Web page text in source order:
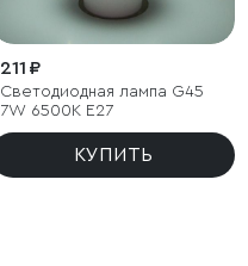
211 ₽
Светодиодная лампа G45
7W 6500K E27
КУПИТЬ